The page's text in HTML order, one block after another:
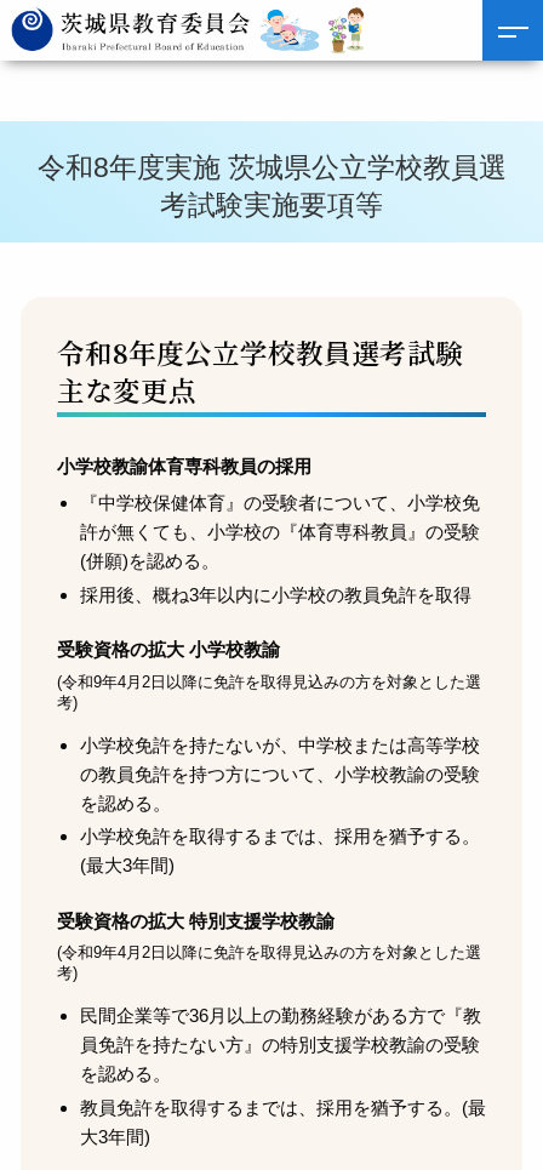
令和8年度実施 茨城県公立学校教員選
考試験実施要項等
令和8年度公立学校教員選考試験
主な変更点
小学校教諭体育専科教員の採用
『中学校保健体育』の受験者について、小学校免
許が無くても、小学校の『体育専科教員』の受験
(併願)を認める。
採用後、概ね3年以内に小学校の教員免許を取得
受験資格の拡大 小学校教諭
(令和9年4月2日以降に免許を取得見込みの方を対象とした選
考)
小学校免許を持たないが、中学校または高等学校
の教員免許を持つ方について、小学校教諭の受験
を認める。
小学校免許を取得するまでは、採用を猶予する。
(最大3年間)
受験資格の拡大 特別支援学校教諭
(令和9年4月2日以降に免許を取得見込みの方を対象とした選
考)
民間企業等で36月以上の勤務経験がある方で『教
員免許を持たない方』の特別支援学校教諭の受験
を認める。
教員免許を取得するまでは、採用を猶予する。(最
大3年間)